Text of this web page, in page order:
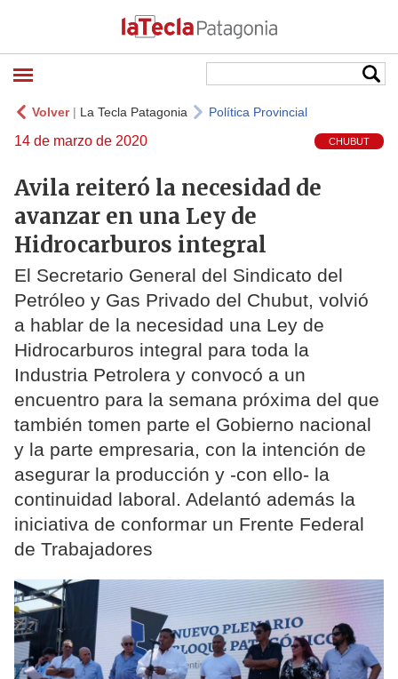
Volver| La Tecla Patagonia Política Provincial
14 de marzo de 2020 CHUBUT
Avila reiteró la necesidad de
avanzar en una Ley de
Hidrocarburos integral
El Secretario General del Sindicato del
Petróleo y Gas Privado del Chubut, volvió
a hablar de la necesidad una Ley de
Hidrocarburos integral para toda la
Industria Petrolera y convocó a un
encuentro para la semana próxima del que
también tomen parte el Gobierno nacional
y la parte empresaria, con la intención de
asegurar la producción y -con ello- la
continuidad laboral. Adelantó además la
iniciativa de conformar un Frente Federal
de Trabajadores